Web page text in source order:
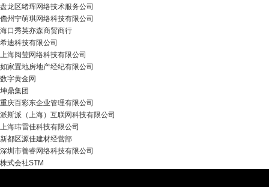
盘龙区绪珲网络技术服务公司
儋州宁萌琪网络科技有限公司
海口秀英亦森商贸商行
希迪科技有限公司
上海阅莹网络科技有限公司
如家置地房地产经纪有限公司
数字黄金网
坤鼎集团
重庆百彩东企业管理有限公司
派斯派（上海）互联网科技有限公司
上海玮雷佳科技有限公司
新都区源佳建材经营部
深圳市善睿网络科技有限公司
株式会社STM